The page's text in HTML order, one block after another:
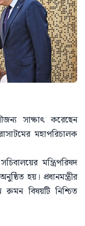
সাক্ষাৎ করেছেন
মহাপরিচালক
মন্ত্রিপরিষদ
হয়। প্রধানমন্ত্রীর
বিষয়টি নিশ্চিত